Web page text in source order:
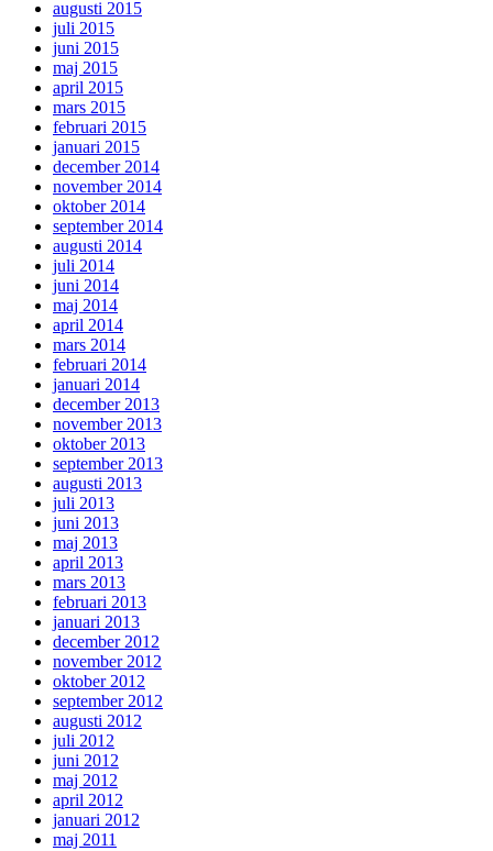
augusti 2015
juli 2015
juni 2015
maj 2015
april 2015
mars 2015
februari 2015
januari 2015
december 2014
november 2014
oktober 2014
september 2014
augusti 2014
juli 2014
juni 2014
maj 2014
april 2014
mars 2014
februari 2014
januari 2014
december 2013
november 2013
oktober 2013
september 2013
augusti 2013
juli 2013
juni 2013
maj 2013
april 2013
mars 2013
februari 2013
januari 2013
december 2012
november 2012
oktober 2012
september 2012
augusti 2012
juli 2012
juni 2012
maj 2012
april 2012
januari 2012
maj 2011